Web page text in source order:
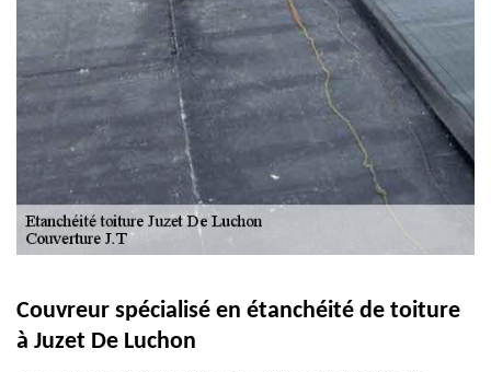
Couvreur spécialisé en étanchéité de toiture
à Juzet De Luchon